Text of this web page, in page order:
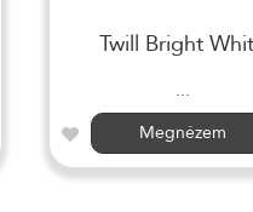
Twill Bright
...
Megnézem